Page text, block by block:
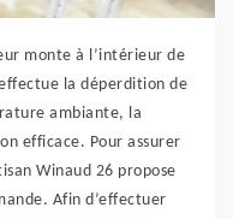
monte à l’intérieur de
la déperdition de
ambiante, la
efficace. Pour assurer
Winaud 26 propose
Afin d’effectuer